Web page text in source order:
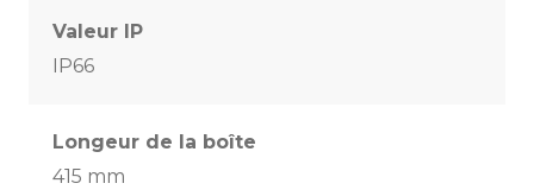
Valeur IP
IP66
Longeur de la boîte
415 mm